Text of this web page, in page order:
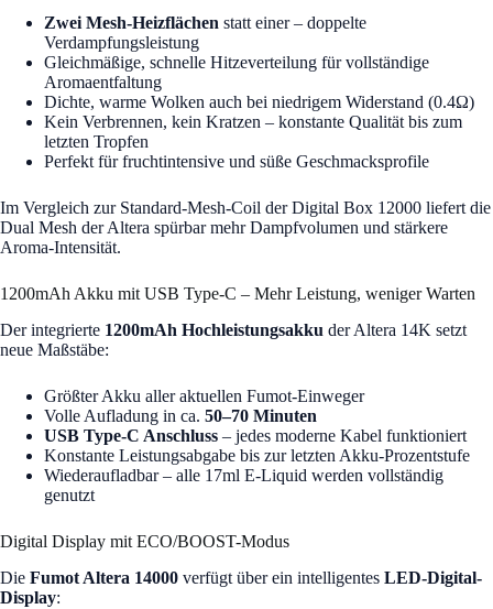
Zwei Mesh-Heizflächen statt einer – doppelte
Verdampfungsleistung
Gleichmäßige, schnelle Hitzeverteilung für vollständige
Aromaentfaltung
Dichte, warme Wolken auch bei niedrigem Widerstand (0.4Ω)
Kein Verbrennen, kein Kratzen – konstante Qualität bis zum
letzten Tropfen
Perfekt für fruchtintensive und süße Geschmacksprofile
Im Vergleich zur Standard-Mesh-Coil der Digital Box 12000 liefert die
Dual Mesh der Altera spürbar mehr Dampfvolumen und stärkere
Aroma-Intensität.
1200mAh Akku mit USB Type-C – Mehr Leistung, weniger Warten
Der integrierte 1200mAh Hochleistungsakku der Altera 14K setzt
neue Maßstäbe:
Größter Akku aller aktuellen Fumot-Einweger
Volle Aufladung in ca. 50–70 Minuten
USB Type-C Anschluss – jedes moderne Kabel funktioniert
Konstante Leistungsabgabe bis zur letzten Akku-Prozentstufe
Wiederaufladbar – alle 17ml E-Liquid werden vollständig
genutzt
Digital Display mit ECO/BOOST-Modus
Die Fumot Altera 14000 verfügt über ein intelligentes LED-Digital-
Display: